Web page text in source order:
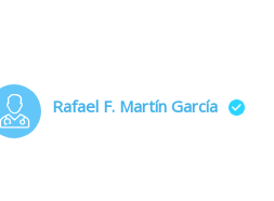
Rafael F. Martín García